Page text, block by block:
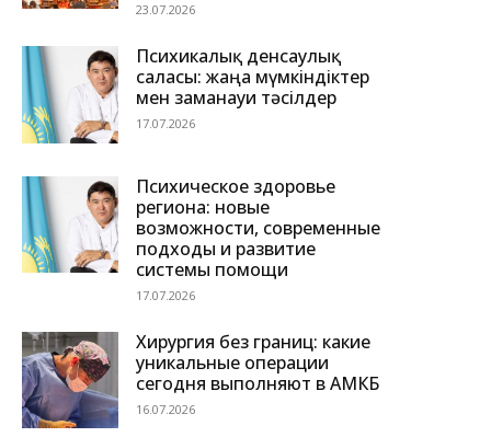
23.07.2026
Психикалық денсаулық
саласы: жаңа мүмкіндіктер
мен заманауи тәсілдер
17.07.2026
Психическое здоровье
региона: новые
возможности, современные
подходы и развитие
системы помощи
17.07.2026
Хирургия без границ: какие
уникальные операции
сегодня выполняют в АМКБ
16.07.2026